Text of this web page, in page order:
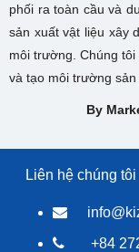
phối ra toàn cầu và
sản xuất vật liệu xây
môi trường. Chúng
và tạo môi trường sản
By
Liên hệ chúng tôi
+84